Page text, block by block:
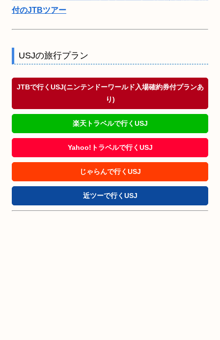
付のJTBツアー
USJの旅行プラン
JTBで行くUSJ(ニンテンドーワールド入場確約券付プランあ
り)
楽天トラベルで行くUSJ
Yahoo!トラベルで行くUSJ
じゃらんで行くUSJ
近ツーで行くUSJ